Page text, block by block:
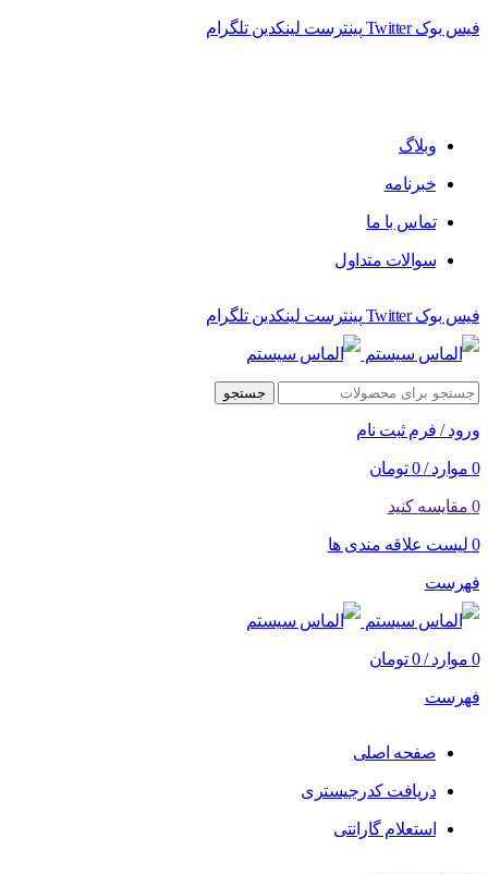
فیس بوک Twitter پینترست لینکدین تلگرام
وبلاگ
خبرنامه
تماس با ما
سوالات متداول
فیس بوک Twitter پینترست لینکدین تلگرام
جستجو
ورود / فرم ثبت نام
0 موارد /
0 تومان
0 مقایسه کنید
0 لیست علاقه مندی ها
فهرست
0 موارد /
0 تومان
فهرست
صفحه اصلی
دریافت کدرجیستری
استعلام گارانتی